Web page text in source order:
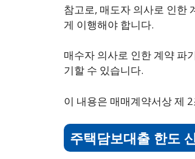
참고로, 매도자 의사로 인한
게 이행해야 합니다.
매수자 의사로 인한 계약 파
기할 수 있습니다.
이 내용은 매매계약서상 제
주택담보대출 한도